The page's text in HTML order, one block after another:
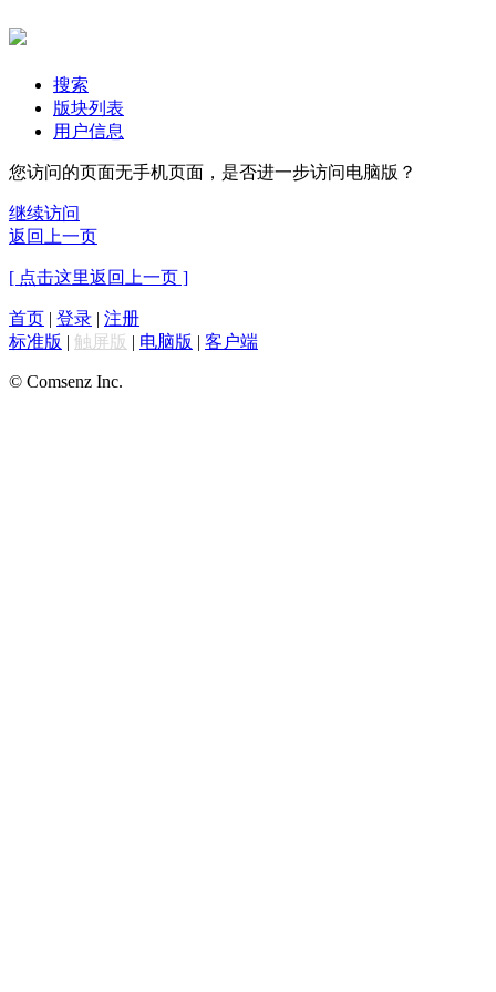
搜索
版块列表
用户信息
您访问的页面无手机页面，是否进一步访问电脑版？
继续访问
返回上一页
[ 点击这里返回上一页 ]
首页 | 登录 | 注册
标准版 | 触屏版 | 电脑版 | 客户端
© Comsenz Inc.